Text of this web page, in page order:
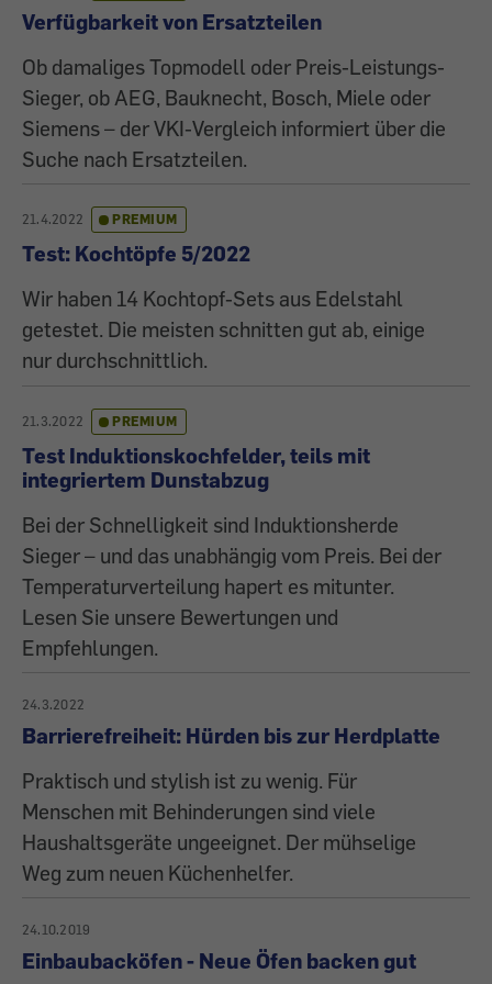
Verfügbarkeit von Ersatzteilen
Ob damaliges Topmodell oder Preis-Leistungs-
Sieger, ob AEG, Bauknecht, Bosch, Miele oder
Siemens – der VKI-Vergleich informiert über die
Suche nach Ersatzteilen.
21.4.2022 PREMIUM
Test: Kochtöpfe 5/2022
Wir haben 14 Kochtopf-Sets aus Edelstahl
getestet. Die meisten schnitten gut ab, einige
nur durchschnittlich.
21.3.2022 PREMIUM
Test Induktionskochfelder, teils mit
integriertem Dunstabzug
Bei der Schnelligkeit sind Induktionsherde
Sieger – und das unabhängig vom Preis. Bei der
Temperaturverteilung hapert es mitunter.
Lesen Sie unsere Bewertungen und
Empfehlungen.
24.3.2022
Barrierefreiheit: Hürden bis zur Herdplatte
Praktisch und stylish ist zu wenig. Für
Menschen mit Behinderungen sind viele
Haushaltsgeräte ungeeignet. Der mühselige
Weg zum neuen Küchenhelfer.
24.10.2019
Einbaubacköfen - Neue Öfen backen gut